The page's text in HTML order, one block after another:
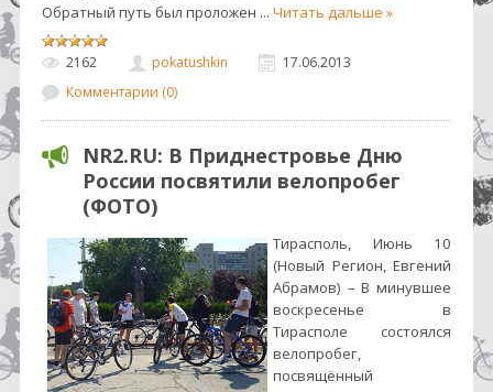
Обратный путь был проложен ... Читать дальше »
2162 pokatushkin
17.06.2013
Комментарии (0)
NR2.RU: В Приднестровье Дню
России посвятили велопробег
(ФОТО)
Тирасполь, Июнь 10
(Новый Регион, Евгений
Абрамов) – В минувшее
воскресенье в
Тирасполе состоялся
велопробег,
посвящённый